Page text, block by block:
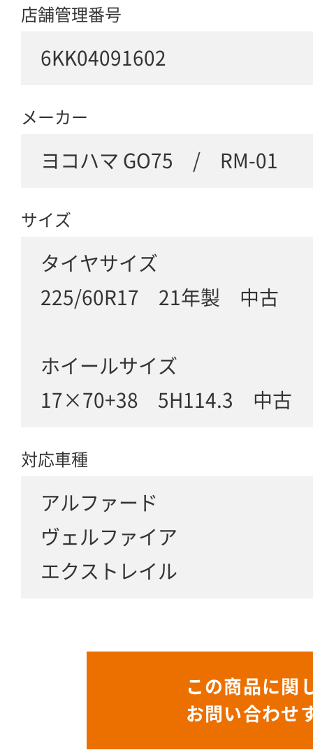
店舗管理番号
6KK04091602
メーカー
ヨコハマ GO75 / RM-01
サイズ
タイヤサイズ
225/60R17 21年製 中古
ホイールサイズ
17×70+38 5H114.3 中古
対応車種
アルファード
ヴェルファイア
エクストレイル
この商品に関
お問い合わせ